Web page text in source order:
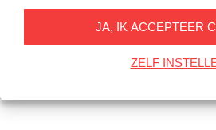
JA, IK ACCEPTEER
ZELF
Susie
11,99
Luisterboek
book